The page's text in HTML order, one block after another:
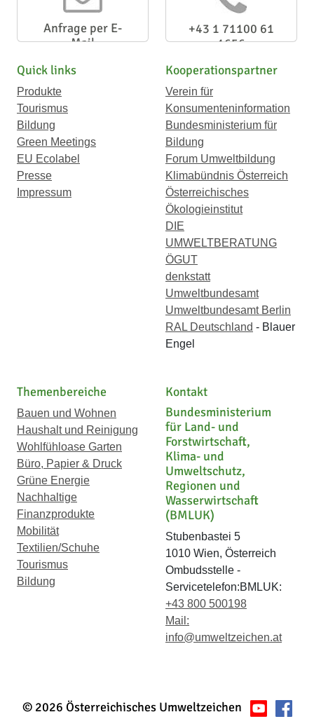
Anfrage per E-
Mail
+43 1 71100 61
1656
Quick links
Produkte
Tourismus
Bildung
Green Meetings
EU Ecolabel
Presse
Impressum
Kooperationspartner
Verein für
Konsumenteninformation
Bundesministerium für
Bildung
Forum Umweltbildung
Klimabündnis Österreich
Österreichisches
Ökologieinstitut
DIE
UMWELTBERATUNG
ÖGUT
denkstatt
Umweltbundesamt
Umweltbundesamt Berlin
RAL Deutschland - Blauer
Engel
Themenbereiche
Bauen und Wohnen
Haushalt und Reinigung
Wohlfühloase Garten
Büro, Papier & Druck
Grüne Energie
Nachhaltige
Finanzprodukte
Mobilität
Textilien/Schuhe
Tourismus
Bildung
Kontakt
Bundesministerium
für Land- und
Forstwirtschaft,
Klima- und
Umweltschutz,
Regionen und
Wasserwirtschaft
(BMLUK)
Stubenbastei 5
1010 Wien, Österreich
Ombudsstelle -
Servicetelefon:BMLUK:
+43 800 500198
Mail:
info@umweltzeichen.at
© 2026 Österreichisches Umweltzeichen